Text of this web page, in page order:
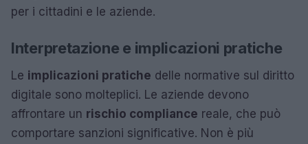
per i cittadini e le aziende.
Interpretazione e implicazioni pratiche
Le implicazioni pratiche delle normative sul diritto
digitale sono molteplici. Le aziende devono
affrontare un rischio compliance reale, che può
comportare sanzioni significative. Non è più